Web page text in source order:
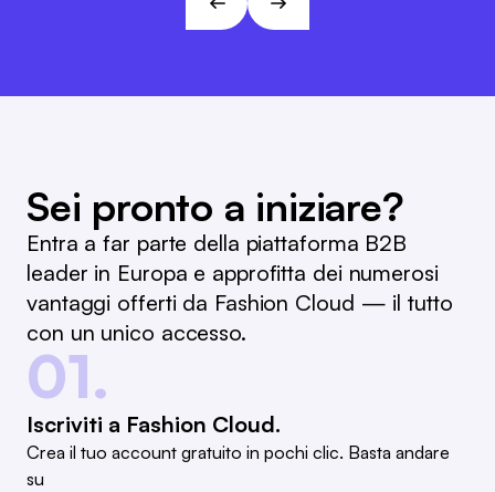
Sei pronto a iniziare?
Entra a far parte della piattaforma B2B
leader in Europa e approfitta dei numerosi
vantaggi offerti da Fashion Cloud — il tutto
con un unico accesso.
01.
Iscriviti a Fashion Cloud.
Crea il tuo account gratuito in pochi clic. Basta andare
su